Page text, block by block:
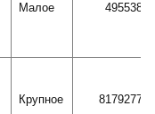
Малое 495538
Крупное 8179277